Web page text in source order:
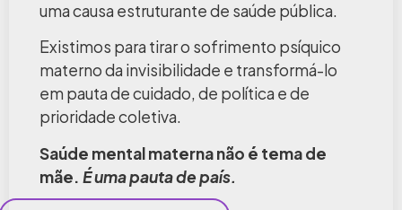
uma causa estruturante de saúde pública.
Existimos para tirar o sofrimento psíquico
materno da invisibilidade e transformá-lo
em pauta de cuidado, de política e de
prioridade coletiva.
Saúde mental materna não é tema de
mãe. É uma pauta de país.